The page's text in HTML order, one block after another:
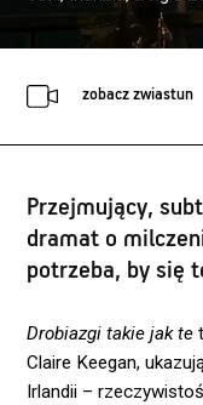
zobacz zwiastun
Przejmujący,
dramat o
potrzeba, by się
Drobiazgi takie jak te
Claire Keegan,
Irlandii –